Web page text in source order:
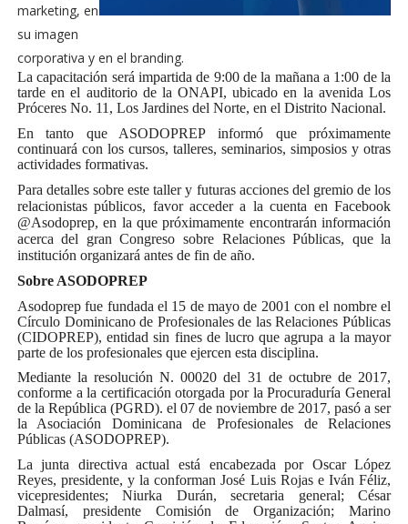
marketing, en
su imagen
corporativa y en el branding.
La capacitación será impartida de 9:00 de la mañana a 1:00 de la
tarde en el auditorio de la ONAPI, ubicado en la avenida Los
Próceres No. 11, Los Jardines del Norte, en el Distrito Nacional.
En tanto que ASODOPREP informó que próximamente
continuará con los cursos, talleres, seminarios, simposios y otras
actividades formativas.
Para detalles sobre este taller y futuras acciones del gremio de los
relacionistas públicos, favor acceder a la cuenta en Facebook
@Asodoprep, en la que próximamente encontrarán información
acerca del gran Congreso sobre Relaciones Públicas, que la
institución organizará antes de fin de año.
Sobre ASODOPREP
Asodoprep fue fundada el 15 de mayo de 2001 con el nombre el
Círculo Dominicano de Profesionales de las Relaciones Públicas
(CIDOPREP), entidad sin fines de lucro que agrupa a la mayor
parte de los profesionales que ejercen esta disciplina.
Mediante la resolución N. 00020 del 31 de octubre de 2017,
conforme a la certificación otorgada por la Procuraduría General
de la República (PGRD). el 07 de noviembre de 2017, pasó a ser
la Asociación Dominicana de Profesionales de Relaciones
Públicas (ASODOPREP).
La junta directiva actual está encabezada por Oscar López
Reyes, presidente, y la conforman José Luis Rojas e Iván Féliz,
vicepresidentes; Niurka Durán, secretaria general; César
Dalmasí, presidente Comisión de Organización; Marino